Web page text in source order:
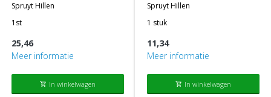
spruyt hillen
1st
25,46
Meer informatie
shopping_cart In winkelwagen
spruyt hillen
1 stuk
11,34
Meer informatie
shopping_cart In winkelwagen